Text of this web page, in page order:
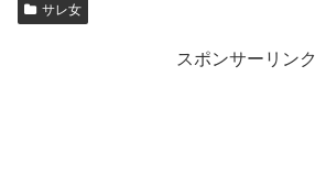
サレ女
スポンサーリンク